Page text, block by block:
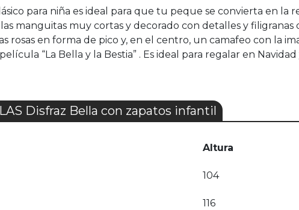
para niña es ideal para que tu peque se convierta en
manguitas muy cortas y decorado con detalles y
rosas en forma de pico y, en el centro, un camafeo con la
“La Bella y la Bestia” . Es ideal para regalar en
Disfraz Bella con zapatos infantil
Altura
104
116